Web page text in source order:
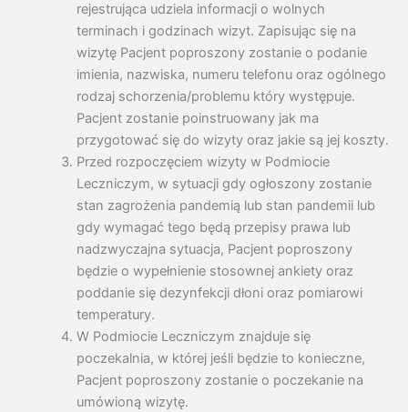
rejestrująca udziela informacji o wolnych
terminach i godzinach wizyt. Zapisując się na
wizytę Pacjent poproszony zostanie o podanie
imienia, nazwiska, numeru telefonu oraz ogólnego
rodzaj schorzenia/problemu który występuje.
Pacjent zostanie poinstruowany jak ma
przygotować się do wizyty oraz jakie są jej koszty.
Przed rozpoczęciem wizyty w Podmiocie
Leczniczym, w sytuacji gdy ogłoszony zostanie
stan zagrożenia pandemią lub stan pandemii lub
gdy wymagać tego będą przepisy prawa lub
nadzwyczajna sytuacja, Pacjent poproszony
będzie o wypełnienie stosownej ankiety oraz
poddanie się dezynfekcji dłoni oraz pomiarowi
temperatury.
W Podmiocie Leczniczym znajduje się
poczekalnia, w której jeśli będzie to konieczne,
Pacjent poproszony zostanie o poczekanie na
umówioną wizytę.